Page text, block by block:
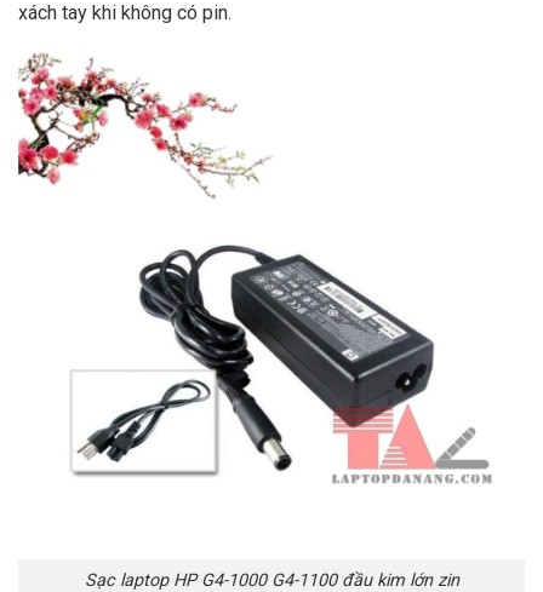
xách tay khi không có pin.
Sạc laptop HP G4-1000 G4-1100 đầu kim lớn zin